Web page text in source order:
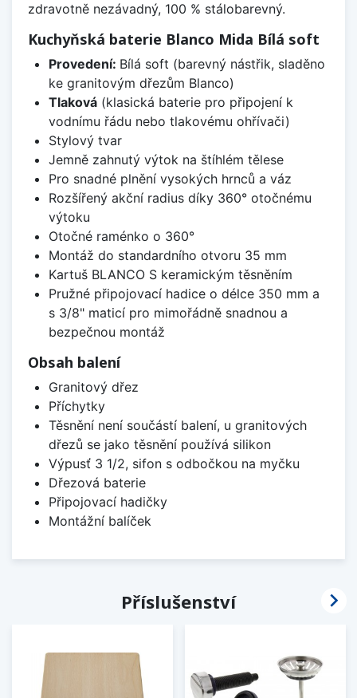
zdravotně nezávadný, 100 % stálobarevný.
Kuchyňská baterie Blanco Mida Bílá soft
Provedení: Bílá soft (barevný nástřik, sladěno
ke granitovým dřezům Blanco)
Tlaková(klasická baterie pro připojení k
vodnímu řádu nebo tlakovému ohřívači)
Stylový tvar
Jemně zahnutý výtok na štíhlém tělese
Pro snadné plnění vysokých hrnců a váz
Rozšířený akční radius díky 360° otočnému
výtoku
Otočné raménko o 360°
Montáž do standardního otvoru 35 mm
Kartuš BLANCO S keramickým těsněním
Pružné připojovací hadice o délce 350 mm a
s 3/8" maticí pro mimořádně snadnou a
bezpečnou montáž
Obsah balení
Granitový dřez
Příchytky
Těsnění není součástí balení, u granitových
dřezů se jako těsnění používá silikon
Výpusť 3 1/2, sifon s odbočkou na myčku
Dřezová baterie
Připojovací hadičky
Montážní balíček
Příslušenství 